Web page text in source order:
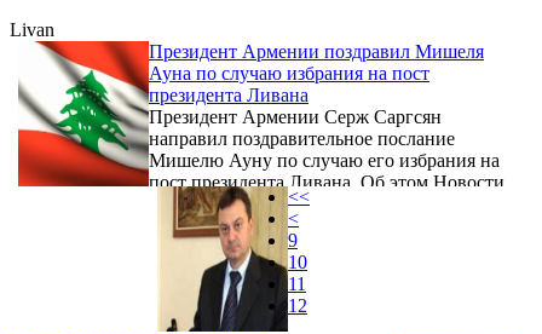
Livan
Президент Армении поздравил Мишеля
Ауна по случаю избрания на пост
президента Ливана
Президент Армении Серж Саргсян
направил поздравительное послание
Мишелю Ауну по случаю его избрания на
пост президента Ливана. Об этом Новости
Армении – NEWS.am сообщили в пресс-
службе главы государства.
<<
<
9
10
11
12